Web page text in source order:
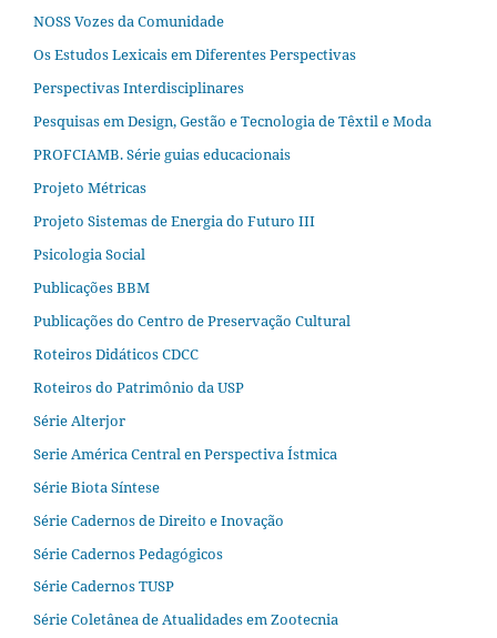
NOSS Vozes da Comunidade
Os Estudos Lexicais em Diferentes Perspectivas
Perspectivas Interdisciplinares
Pesquisas em Design, Gestão e Tecnologia de Têxtil e Moda
PROFCIAMB. Série guias educacionais
Projeto Métricas
Projeto Sistemas de Energia do Futuro III
Psicologia Social
Publicações BBM
Publicações do Centro de Preservação Cultural
Roteiros Didáticos CDCC
Roteiros do Patrimônio da USP
Série Alterjor
Serie América Central en Perspectiva Ístmica
Série Biota Síntese
Série Cadernos de Direito e Inovação
Série Cadernos Pedagógicos
Série Cadernos TUSP
Série Coletânea de Atualidades em Zootecnia